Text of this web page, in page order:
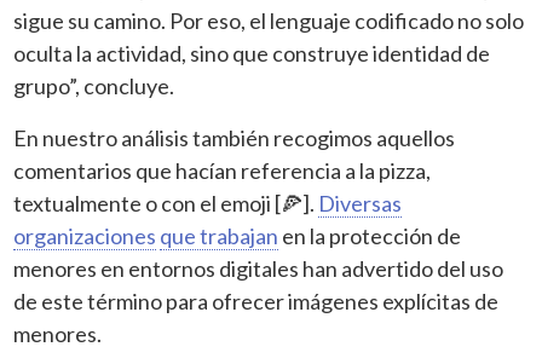
sigue su camino. Por eso, el lenguaje codificado no solo
oculta la actividad, sino que construye identidad de
grupo”, concluye.
En nuestro análisis también recogimos aquellos
comentarios que hacían referencia a la pizza,
textualmente o con el emoji [🍕]. Diversas
organizaciones que trabajan en la protección de
menores en entornos digitales han advertido del uso
de este término para ofrecer imágenes explícitas de
menores.